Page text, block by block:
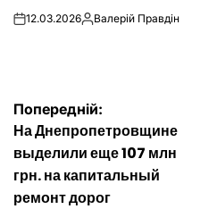
on12.03.2026Опубліковано
Валерій Правдін
Навігація
записів
Попередній:
На Днепропетровщине
выделили еще 107 млн
грн. на капитальный
ремонт дорог